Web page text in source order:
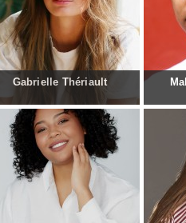
Gabrielle Thériault